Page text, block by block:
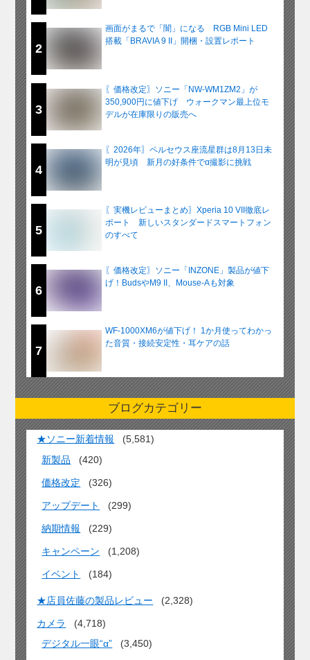
2
画面がまるで「闇」になる RGB Mini LED
搭載「BRAVIA 9 II」開梱・設置レポート
3
〖価格改定〗ソニー「NW-WM1ZM2」が
350,900円に値下げ ウォークマン最上位モ
デルが在庫限りの販売へ
4
〖2026年〗ペルセウス座流星群は8月13日未
明が見頃 新月の好条件でα撮影に挑戦
5
〖実機レビューまとめ〗Xperia 10 VII徹底レ
ポート 新しいスタンダードスマートフォン
のすべて
6
〖価格改定〗ソニー「INZONE」製品が値下
げ！BudsやM9 II、Mouse-Aも対象
7
WF-1000XM6が値下げ！ 1か月使ってわかっ
た音質・接続安定性・耳ケアの話
ブログカテゴリー
★ソニー新着情報
(5,581)
新製品
(420)
価格改定 (326)
アップデート (299)
納期情報 (229)
キャンペーン (1,208)
イベント (184)
★店員佐藤の製品レビュー (2,328)
カメラ
(4,718)
デジタル一眼“α”
(3,450)